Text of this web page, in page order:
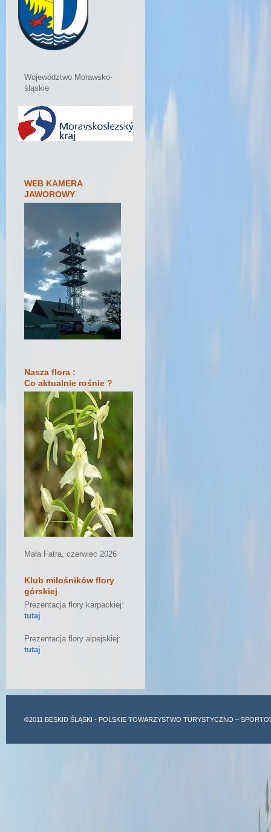
Województwo Morawsko-
śląskie
WEB KAMERA
JAWOROWY
Nasza flora :
Co aktualnie rośnie ?
Mała Fatra, czerwiec 2026
Klub miłośników flory
górskiej
Prezentacja flory karpackiej:
tutaj
Prezentacja flory alpejskiej:
tutaj
©2011 BESKID ŚLĄSKI - POLSKIE TOWARZYSTWO TURYSTYCZNO –